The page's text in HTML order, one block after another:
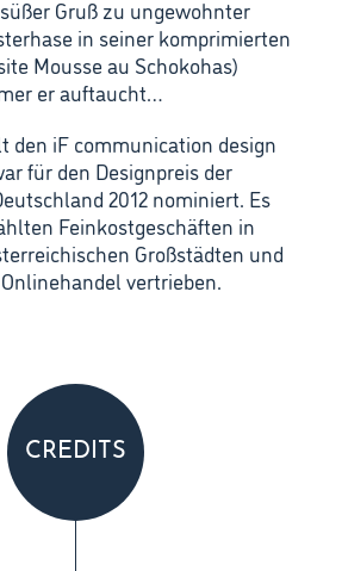
Gruß zu ungewohnter
in seiner komprimierten
Mousse au Schokohas)
er auftaucht…
den iF communication design
für den Designpreis der
2012 nominiert. Es
Feinkostgeschäften in
Großstädten und
vertrieben.
CREDITS